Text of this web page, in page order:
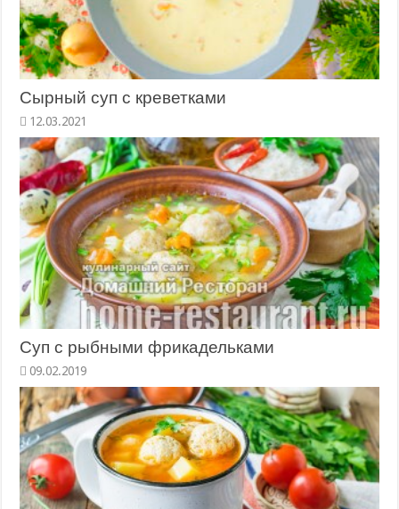
Сырный суп с креветками
12.03.2021
Суп с рыбными фрикадельками
09.02.2019